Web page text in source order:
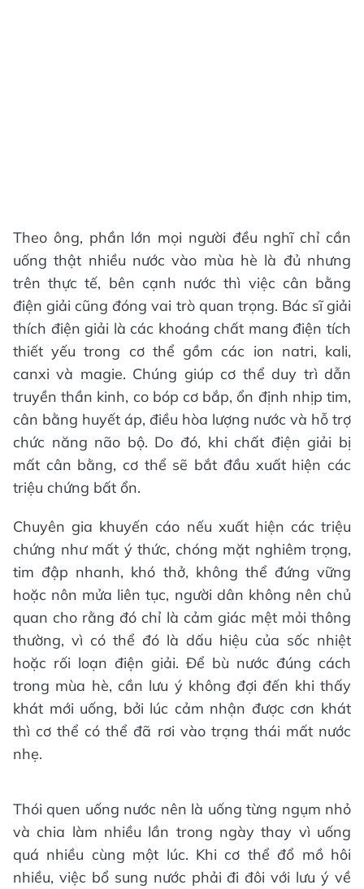
Theo ông, phần lớn mọi người đều nghĩ chỉ cần
uống thật nhiều nước vào mùa hè là đủ nhưng
trên thực tế, bên cạnh nước thì việc cân bằng
điện giải cũng đóng vai trò quan trọng. Bác sĩ giải
thích điện giải là các khoáng chất mang điện tích
thiết yếu trong cơ thể gồm các ion natri, kali,
canxi và magie. Chúng giúp cơ thể duy trì dẫn
truyền thần kinh, co bóp cơ bắp, ổn định nhịp tim,
cân bằng huyết áp, điều hòa lượng nước và hỗ trợ
chức năng não bộ. Do đó, khi chất điện giải bị
mất cân bằng, cơ thể sẽ bắt đầu xuất hiện các
triệu chứng bất ổn.
Chuyên gia khuyến cáo nếu xuất hiện các triệu
chứng như mất ý thức, chóng mặt nghiêm trọng,
tim đập nhanh, khó thở, không thể đứng vững
hoặc nôn mửa liên tục, người dân không nên chủ
quan cho rằng đó chỉ là cảm giác mệt mỏi thông
thường, vì có thể đó là dấu hiệu của sốc nhiệt
hoặc rối loạn điện giải. Để bù nước đúng cách
trong mùa hè, cần lưu ý không đợi đến khi thấy
khát mới uống, bởi lúc cảm nhận được cơn khát
thì cơ thể có thể đã rơi vào trạng thái mất nước
nhẹ.
Thói quen uống nước nên là uống từng ngụm nhỏ
và chia làm nhiều lần trong ngày thay vì uống
quá nhiều cùng một lúc. Khi cơ thể đổ mồ hôi
nhiều, việc bổ sung nước phải đi đôi với lưu ý về